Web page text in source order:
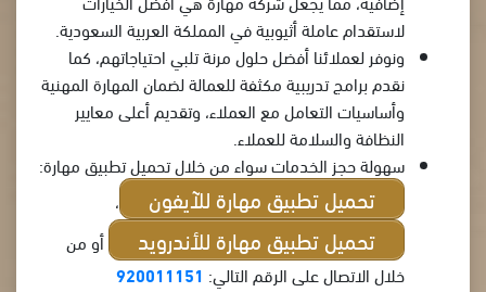
لاستقدام عاملة أثيوبية في المملكة العربية السعودية.
ونوفر لعملائنا أفضل حلول مرنة تلبي احتياجاتهم، كما
نقدم برامج تدريبية مكثفة للعمالة لضمان المهارة المهنية
وأساسيات التعامل مع العملاء، وتقديم أعلى معايير
النظافة والسلامة للعملاء.
سهولة حجز الخدمات سواء من خلال تحميل تطبيق مهارة:
تحميل تطبيق مهارة للآيفون ،
تحميل تطبيق مهارة للأندرويد
أو من
خلال الاتصال على الرقم التالي: 920011151